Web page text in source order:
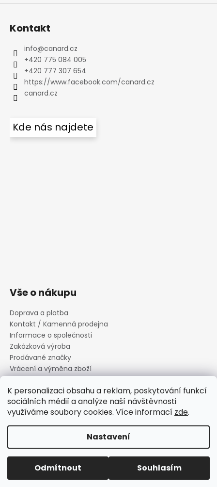
K personalizaci obsahu a reklam, poskytování funkcí
sociálních médií a analýze naší návštěvnosti
využíváme soubory cookies. Více informací zde.
Nastavení
Odmítnout Souhlasím
Kontakt
info@canard.cz
+420 775 084 005
+420 777 307 654
https://www.facebook.com/canard.cz
canard.cz
Kde nás najdete
Vše o nákupu
Doprava a platba
Kontakt / Kamenná prodejna
Informace o společnosti
Zakázková výroba
Prodávané značky
Vrácení a výměna zboží
Informace o souborech cookies
Reklamační řád
Obchodní podmínky
Copyright 2026Canard s.r.o.. Všechna práva vyhrazena.
Upravit nastavení cookies